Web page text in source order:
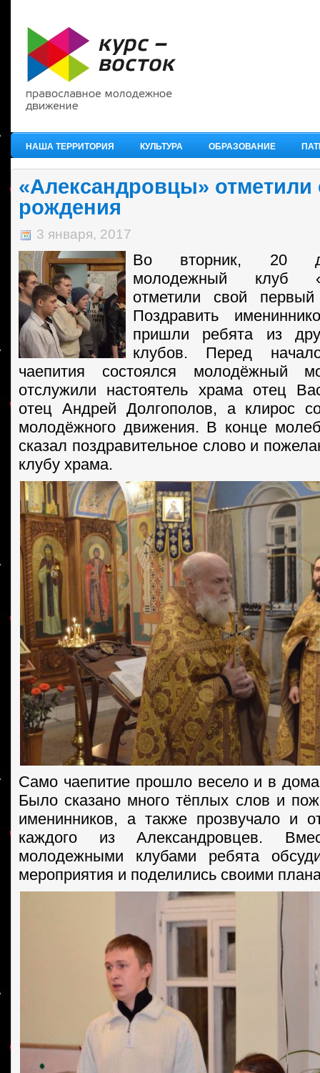
НАША ТЕРРИТОРИЯ КУЛЬТУРА ОБРАЗОВАНИЕ
«Александровцы» отметили
рождения
3 января, 2017
Во вторник, 20
молодежный клуб
отметили свой
Поздравить
пришли ребята из
клубов. Перед
чаепития состоялся молодёжный
отслужили настоятель храма отец
отец Андрей Долгополов, а клирос
молодёжного движения. В конце
сказал поздравительное слово и
клубу храма.
Само чаепитие прошло весело и в
Было сказано много тёплых слов и
именинников, а также прозвучало и
каждого из Александровцев.
молодежными клубами ребята
мероприятия и поделились своими